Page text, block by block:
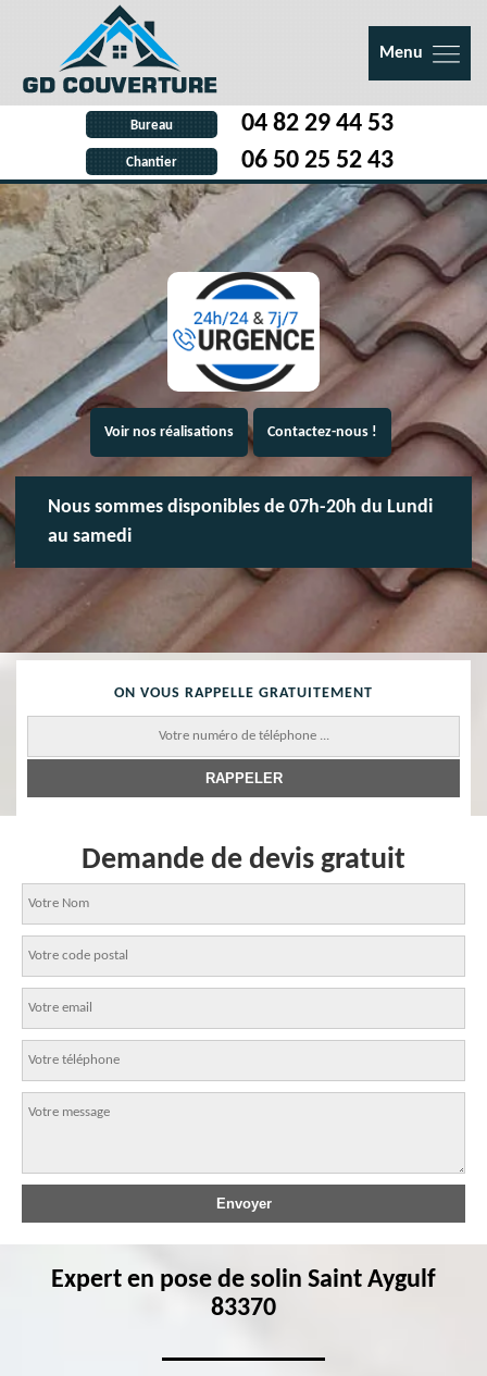
Menu
Bureau 04 82 29 44 53
Chantier 06 50 25 52 43
Voir nos réalisations Contactez-nous !
Nous sommes disponibles de 07h-20h du Lundi
au samedi
ON VOUS RAPPELLE GRATUITEMENT
Demande de devis gratuit
Expert en pose de solin Saint Aygulf
83370